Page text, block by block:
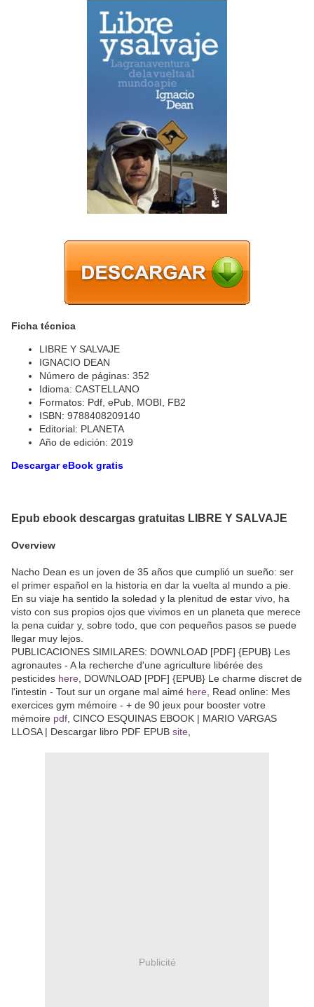
Ficha técnica
LIBRE Y SALVAJE
IGNACIO DEAN
Número de páginas: 352
Idioma: CASTELLANO
Formatos: Pdf, ePub, MOBI, FB2
ISBN: 9788408209140
Editorial: PLANETA
Año de edición: 2019
Descargar eBook gratis
Epub ebook descargas gratuitas LIBRE Y SALVAJE
Overview
Nacho Dean es un joven de 35 años que cumplió un sueño: ser
el primer español en la historia en dar la vuelta al mundo a pie.
En su viaje ha sentido la soledad y la plenitud de estar vivo, ha
visto con sus propios ojos que vivimos en un planeta que merece
la pena cuidar y, sobre todo, que con pequeños pasos se puede
llegar muy lejos.
PUBLICACIONES SIMILARES: DOWNLOAD [PDF] {EPUB} Les
agronautes - A la recherche d'une agriculture libérée des
pesticides here , DOWNLOAD [PDF] {EPUB} Le charme discret de
l'intestin - Tout sur un organe mal aimé here , Read online: Mes
exercices gym mémoire - + de 90 jeux pour booster votre
mémoire pdf , CINCO ESQUINAS EBOOK | MARIO VARGAS
LLOSA | Descargar libro PDF EPUB site
Publicité